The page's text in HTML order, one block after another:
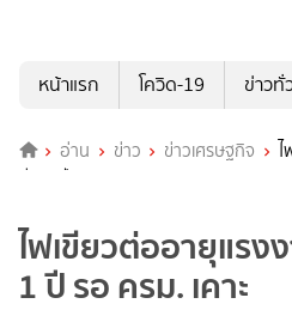
หน้าแรก
โควิด-19 ข่าวทั่
อ่าน ข่าว ข่าวเศรษฐกิจ
อีก 1 ปี รอ ครม. เคาะ
ไฟเขียวต่ออายุแร
1 ปี รอ ครม. เคาะ